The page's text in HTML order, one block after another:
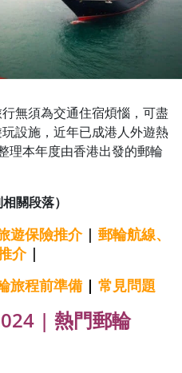
無須為交通住宿煩惱，可盡
設施，近年已成港人外遊熱
理本年度由香港出發的郵輪
關段落）
遊保險推介| 郵輪航線、
介|
旅程前準備| 常見問題
| 熱門郵輪